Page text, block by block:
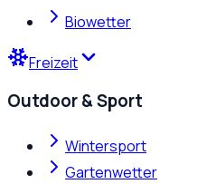
Biowetter
Freizeit
Outdoor & Sport
Wintersport
Gartenwetter